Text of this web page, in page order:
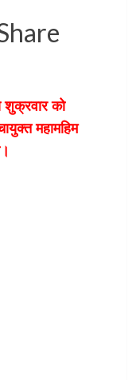
शुक्रवार को
महामहिम